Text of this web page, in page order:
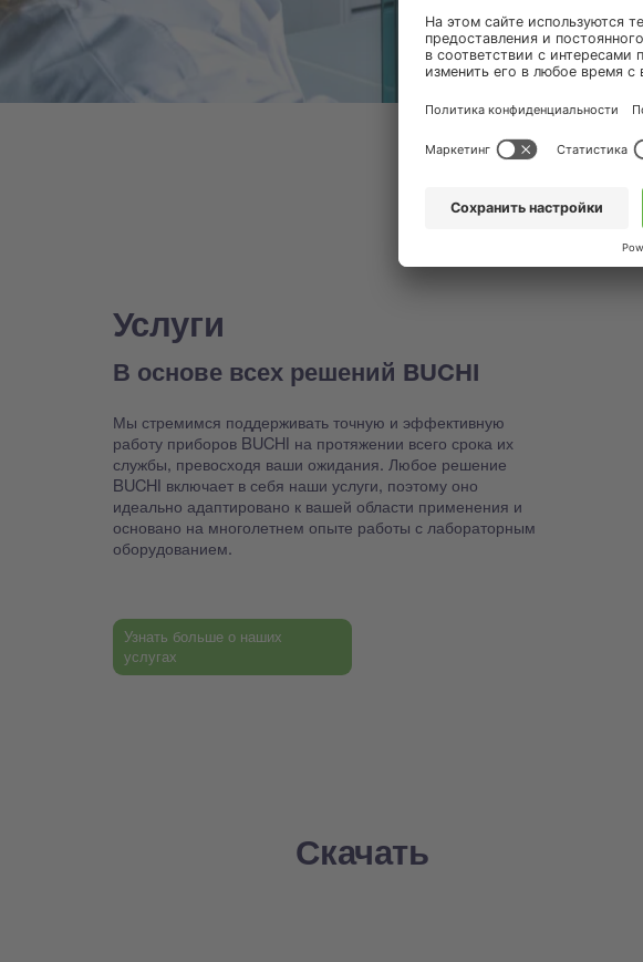
Услуги
В основе всех решений BUCHI
Мы стремимся поддерживать точную и эффективную
работу приборов BUCHI на протяжении всего срока их
службы, превосходя ваши ожидания. Любое решение
BUCHI включает в себя наши услуги, поэтому оно
идеально адаптировано к вашей области применения и
основано на многолетнем опыте работы с лабораторным
оборудованием.
Узнать больше о наших
услугах
Скачать